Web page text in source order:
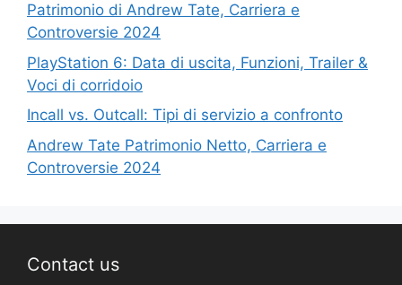
Patrimonio di Andrew Tate, Carriera e
Controversie 2024
PlayStation 6: Data di uscita, Funzioni, Trailer &
Voci di corridoio
Incall vs. Outcall: Tipi di servizio a confronto
Andrew Tate Patrimonio Netto, Carriera e
Controversie 2024
Contact us